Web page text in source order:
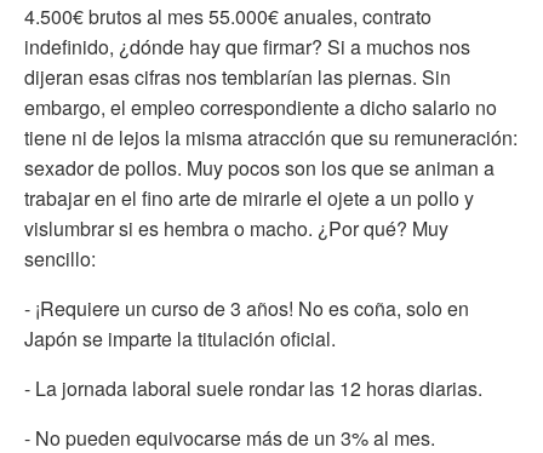
4.500€ brutos al mes 55.000€ anuales, contrato
indefinido, ¿dónde hay que firmar? Si a muchos nos
dijeran esas cifras nos temblarían las piernas. Sin
embargo, el empleo correspondiente a dicho salario no
tiene ni de lejos la misma atracción que su remuneración:
sexador de pollos. Muy pocos son los que se animan a
trabajar en el fino arte de mirarle el ojete a un pollo y
vislumbrar si es hembra o macho. ¿Por qué? Muy
sencillo:
- ¡Requiere un curso de 3 años! No es coña, solo en
Japón se imparte la titulación oficial.
- La jornada laboral suele rondar las 12 horas diarias.
- No pueden equivocarse más de un 3% al mes.